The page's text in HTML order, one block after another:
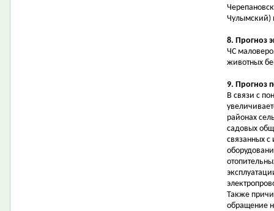
Чулымский)
8. Прогноз
ЧС
животных
9. Прогноз
В связи с
районах
садовых
связанных с
Также
обращение